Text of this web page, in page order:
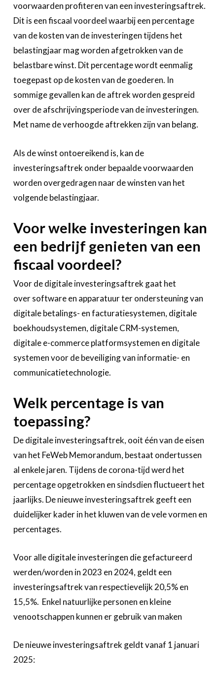
voorwaarden profiteren van een investeringsaftrek.
Dit is een fiscaal voordeel waarbij een percentage
van de kosten van de investeringen tijdens het
belastingjaar mag worden afgetrokken van de
belastbare winst. Dit percentage wordt eenmalig
toegepast op de kosten van de goederen. In
sommige gevallen kan de aftrek worden gespreid
over de afschrijvingsperiode van de investeringen.
Met name de verhoogde aftrekken zijn van belang.
Als de winst ontoereikend is, kan de
investeringsaftrek onder bepaalde voorwaarden
worden overgedragen naar de winsten van het
volgende belastingjaar.
Voor welke investeringen kan
een bedrijf genieten van een
fiscaal voordeel?
Voor de digitale investeringsaftrek gaat het
over software en apparatuur ter ondersteuning van
digitale betalings- en facturatiesystemen, digitale
boekhoudsystemen, digitale CRM-systemen,
digitale e-commerce platformsystemen en digitale
systemen voor de beveiliging van informatie- en
communicatietechnologie.
Welk percentage is van
toepassing?
De digitale investeringsaftrek, ooit één van de eisen
van het FeWeb Memorandum, bestaat ondertussen
al enkele jaren. Tijdens de corona-tijd werd het
percentage opgetrokken en sindsdien fluctueert het
jaarlijks. De nieuwe investeringsaftrek geeft een
duidelijker kader in het kluwen van de vele vormen en
percentages.
Voor alle digitale investeringen die gefactureerd
werden/worden in 2023 en 2024, geldt een
investeringsaftrek van respectievelijk 20,5% en
15,5%. Enkel natuurlijke personen en kleine
venootschappen kunnen er gebruik van maken
De nieuwe investeringsaftrek geldt vanaf 1 januari
2025: